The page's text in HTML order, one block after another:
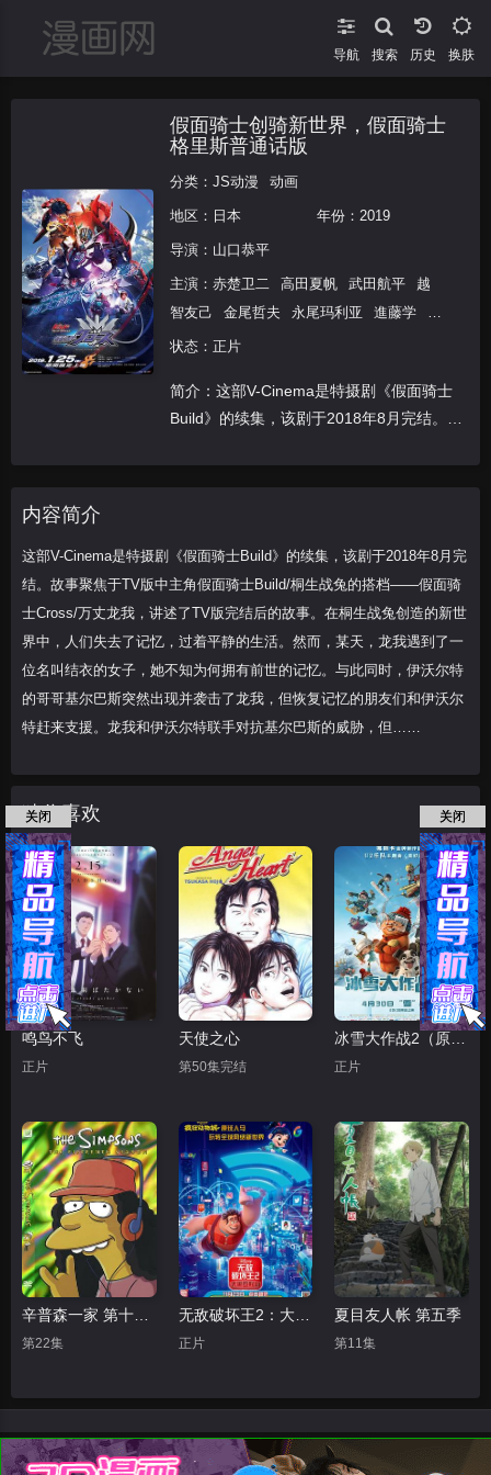
导航 搜索 换肤
假面骑士创骑新世界，假面骑士
格里斯普通话版
分类： JS动漫 动画
地区： 日本 年份： 2019
导演： 山口恭平
主演： 赤楚卫二 高田夏帆 武田航平
越
智友己
金尾哲夫 永尾玛利亚 進藤学
泷
裕可里
水上剑星
状态：正片
简介：这部V-Cinema是特摄剧《假面骑士
Build》的续集，该剧于2018年8月完结。故
内容简介
这部V-Cinema是特摄剧《假面骑士Build》的续集，该剧于2018年8月完
结。故事聚焦于TV版中主角假面骑士Build/桐生战兔的搭档——假面骑
士Cross/万丈龙我，讲述了TV版完结后的故事。在桐生战兔创造的新世
界中，人们失去了记忆，过着平静的生活。然而，某天，龙我遇到了一
位名叫结衣的女子，她不知为何拥有前世的记忆。与此同时，伊沃尔特
的哥哥基尔巴斯突然出现并袭击了龙我，但恢复记忆的朋友们和伊沃尔
特赶来支援。龙我和伊沃尔特联手对抗基尔巴斯的威胁，但……
猜你喜欢
鸣鸟不飞
正片
天使之心
第50集完结
冰雪大作战2（原声版）
正片
第22集
无敌破坏王2：大闹互联网
正片
夏目友人帐 第五季
第11集
关闭 关闭